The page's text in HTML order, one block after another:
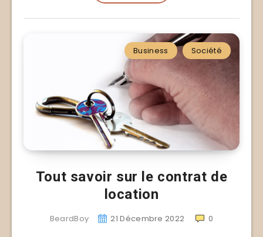
Business Société
Tout savoir sur le contrat de
location
BeardBoy 21 Décembre 2022 0